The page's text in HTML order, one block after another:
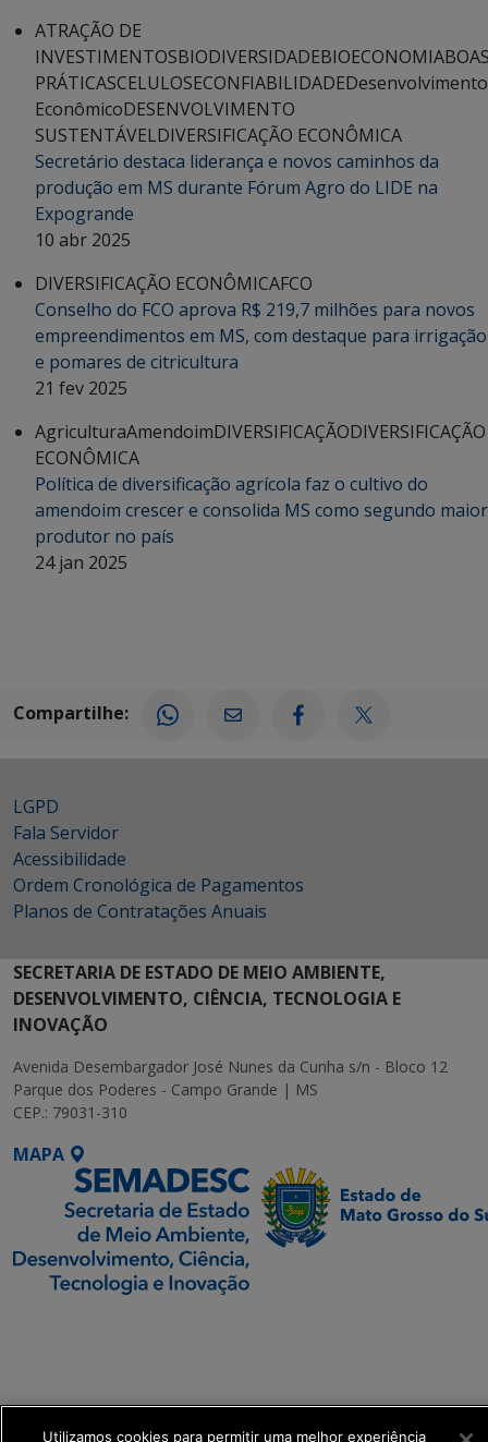
ATRAÇÃO DE
INVESTIMENTOSBIODIVERSIDADEBIOECONOMIA
PRÁTICASCELULOSECONFIABILIDADEDesenvolvimento
EconômicoDESENVOLVIMENTO
SUSTENTÁVELDIVERSIFICAÇÃO ECONÔMICA
Secretário destaca liderança e novos caminhos da
produção em MS durante Fórum Agro do LIDE na
Expogrande
10 abr 2025
DIVERSIFICAÇÃO ECONÔMICAFCO
Conselho do FCO aprova R$ 219,7 milhões para novos
empreendimentos em MS, com destaque para irrigação
e pomares de citricultura
21 fev 2025
AgriculturaAmendoimDIVERSIFICAÇÃODIVERSIFICAÇÃO
ECONÔMICA
Política de diversificação agrícola faz o cultivo do
amendoim crescer e consolida MS como segundo maior
produtor no país
24 jan 2025
Compartilhe:
LGPD
Fala Servidor
Acessibilidade
Ordem Cronológica de Pagamentos
Planos de Contratações Anuais
SECRETARIA DE ESTADO DE MEIO AMBIENTE,
DESENVOLVIMENTO, CIÊNCIA, TECNOLOGIA E
INOVAÇÃO
Avenida Desembargador José Nunes da Cunha s/n - Bloco 12
Parque dos Poderes - Campo Grande | MS
CEP.: 79031-310
MAPA
get_footer();
Utilizamos cookies para permitir uma melhor experiência